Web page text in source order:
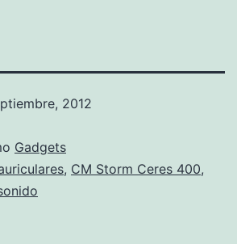
2012
Gadgets
, CM Storm Ceres 400,